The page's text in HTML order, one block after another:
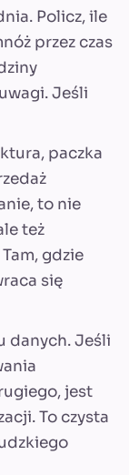
Policz, ile
przez czas
Jeśli
paczka
to nie
też
gdzie
się
danych. Jeśli
jest
To czysta